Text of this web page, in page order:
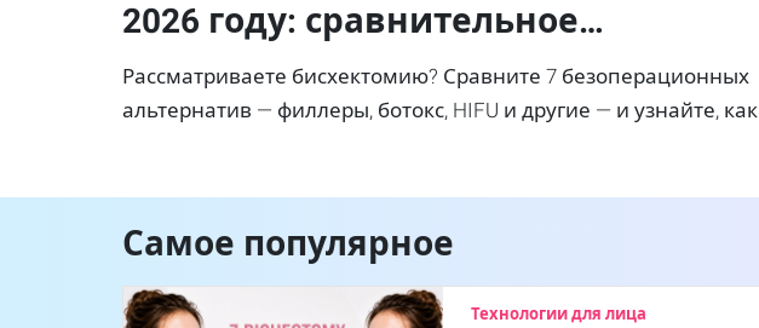
2026 году: сравнительное
руководство для специалистов
эстетической медицины
Рассматриваете бисхектомию? Сравните 7 безоперационных
альтернатив — филлеры, ботокс, HIFU и другие — и узнайте, как
Самое популярное
Технологии для лица